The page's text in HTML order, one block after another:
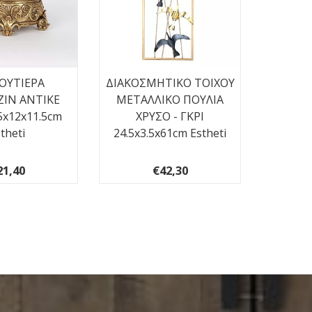
ΑΝΤΙΚΕ
ΔΙΑΚΟΣΜΗΤΙΚΟ ΤΟΙΧΟΥ
ΜΕΤΑΛΛΙΚΟ ΠΟΥΛΙΑ
ΧΡΥΣΟ - ΓΚΡΙ
24.5x3.5x61cm Estheti
€42,30